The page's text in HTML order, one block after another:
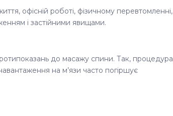
офісній роботі, фізичному перевтомленні,
і застійними явищами.
до масажу спини. Так, процедура
на м’язи часто погіршує